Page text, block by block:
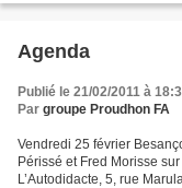
Agenda
Publié le 21/02/2011 à
Par groupe Proudhon FA
Vendredi 25 février
Périssé et Fred Morisse
L’Autodidacte, 5, rue